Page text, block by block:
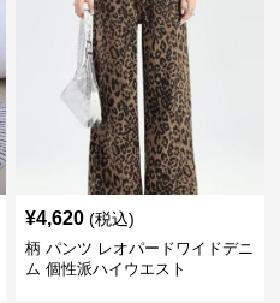
¥4,620 (税込)
柄 パンツ レオパードワイドデニ
ム 個性派ハイウエスト